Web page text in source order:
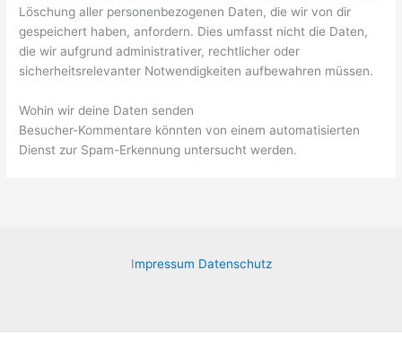
Löschung aller personenbezogenen Daten, die wir von dir
gespeichert haben, anfordern. Dies umfasst nicht die Daten,
die wir aufgrund administrativer, rechtlicher oder
sicherheitsrelevanter Notwendigkeiten aufbewahren müssen.
Wohin wir deine Daten senden
Besucher-Kommentare könnten von einem automatisierten
Dienst zur Spam-Erkennung untersucht werden.
Impressum Datenschutz